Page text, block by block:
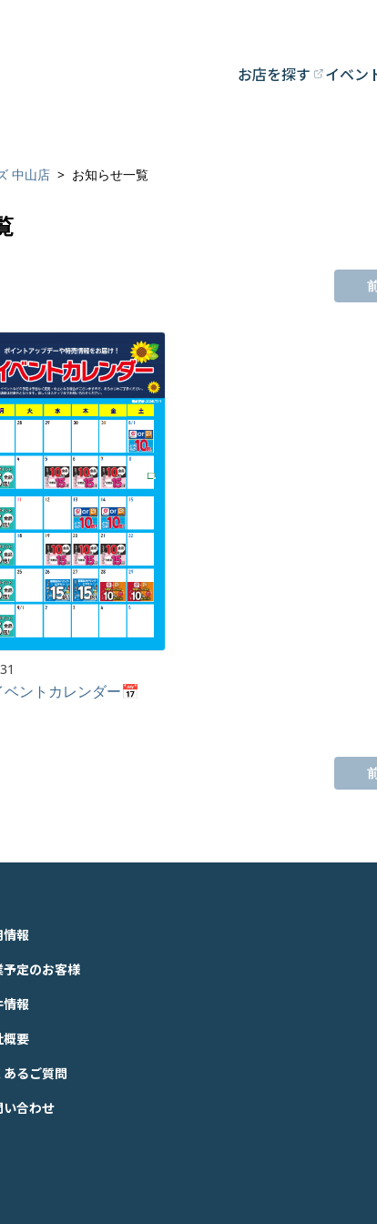
お店を探す イベン
中山店 お知らせ一覧
ントカレンダー📅
情報
予定のお客様
情報
概要
あるご質問
い合わせ